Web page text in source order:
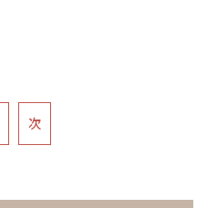
次